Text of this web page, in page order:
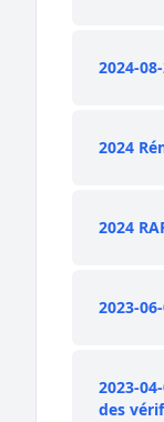
2024-
2024
2024
2023-
2023-
des